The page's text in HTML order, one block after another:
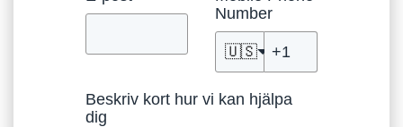
Number
🇺🇸
Beskriv kort hur vi kan hjälpa
dig